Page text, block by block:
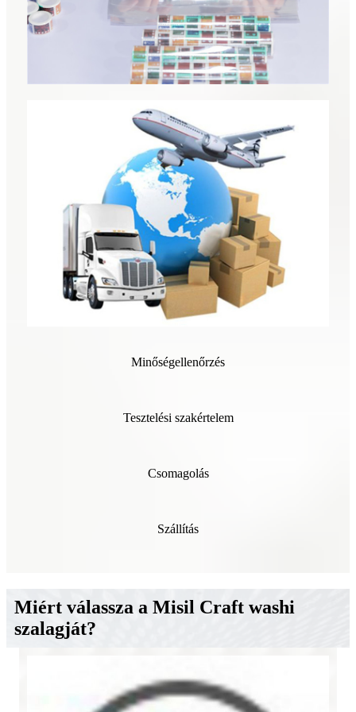
Minőségellenőrzés
Tesztelési szakértelem
Csomagolás
Szállítás
Miért válassza a Misil Craft washi
szalagját?